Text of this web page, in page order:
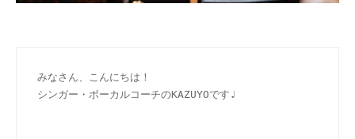
みなさん、こんにちは！
シンガー・ボーカルコーチのKAZUYOです♩